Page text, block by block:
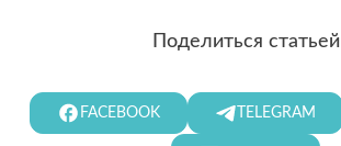
Поделиться статьей
FACEBOOK TELEGRAM